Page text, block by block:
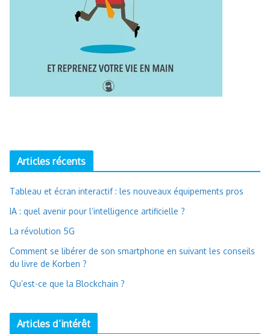
Articles récents
Tableau et écran interactif : les nouveaux équipements pros
IA : quel avenir pour l’intelligence artificielle ?
La révolution 5G
Comment se libérer de son smartphone en suivant les conseils
du livre de Korben ?
Qu’est-ce que la Blockchain ?
Articles d’intérêt